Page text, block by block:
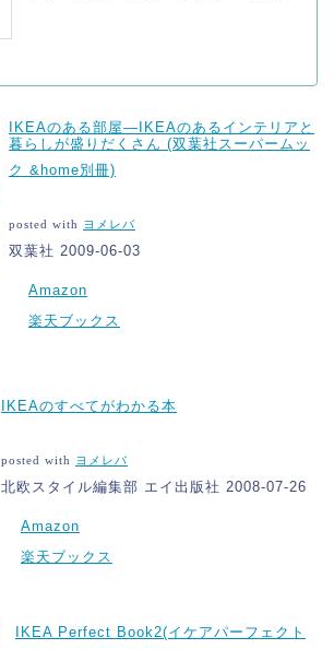
ングが施されているため、衣類に汚
IKEAのある部屋―IKEAのあるインテリアと
暮らしが盛りだくさん (双葉社スーパームッ
ク &home別冊)
posted with ヨメレバ
双葉社 2009-06-03
Amazon
楽天ブックス
IKEAのすべてがわかる本
posted with ヨメレバ
北欧スタイル編集部 エイ出版社 2008-07-26
Amazon
楽天ブックス
IKEA Perfect Book2(イケアパーフェクト